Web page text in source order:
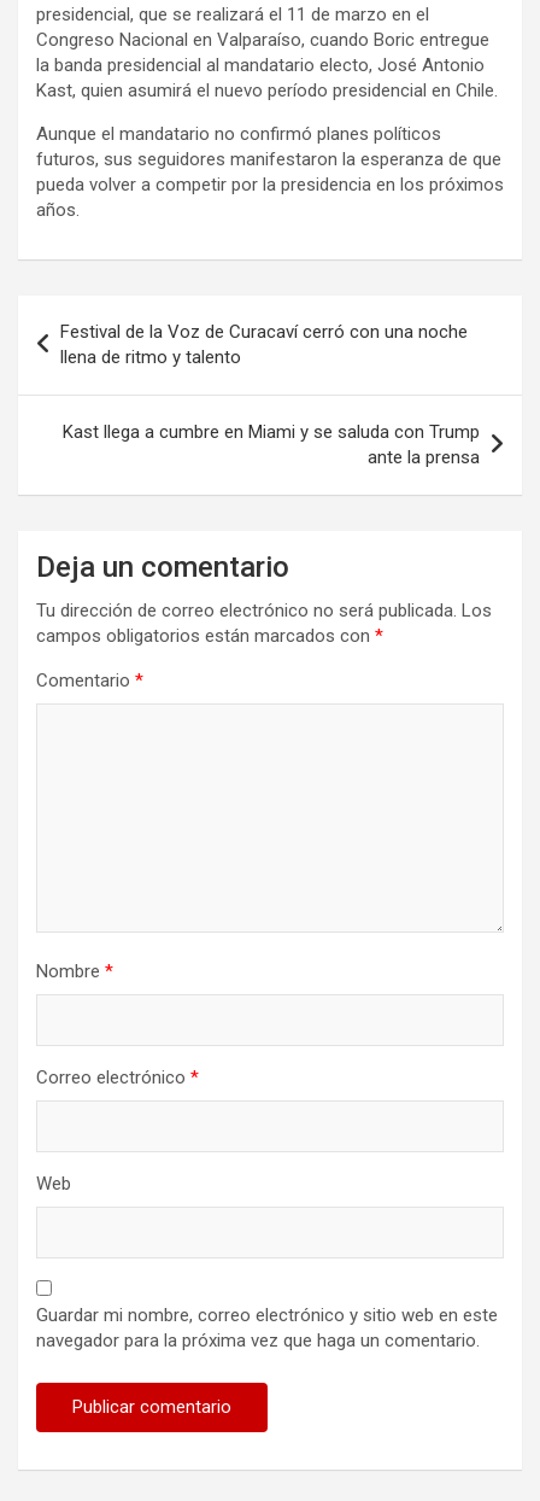
presidencial, que se realizará el 11 de marzo en el
Congreso Nacional en Valparaíso, cuando Boric entregue
la banda presidencial al mandatario electo, José Antonio
Kast, quien asumirá el nuevo período presidencial en Chile.
Aunque el mandatario no confirmó planes políticos
futuros, sus seguidores manifestaron la esperanza de que
pueda volver a competir por la presidencia en los próximos
años.
de
entradas
Festival de la Voz de Curacaví cerró con una noche
llena de ritmo y talento
Kast llega a cumbre en Miami y se saluda con Trump
ante la prensa
Deja un comentario
Tu dirección de correo electrónico no será publicada. Los
campos obligatorios están marcados con *
Comentario *
Nombre *
Correo electrónico *
Web
Guardar mi nombre, correo electrónico y sitio web en este
navegador para la próxima vez que haga un comentario.